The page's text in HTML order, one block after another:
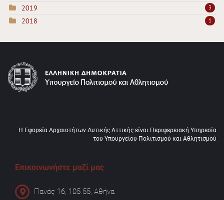
2019 3
2018 1
Η Εφορεία Αρχαιοτήτων Δυτικής Αττικής είναι Περιφερειακή Υπηρεσία
του Υπουργείου Πολιτισμού και Αθλητισμού
Επικοινωνήστε μαζί μας
Πανός 16, 105 55, Αθήνα